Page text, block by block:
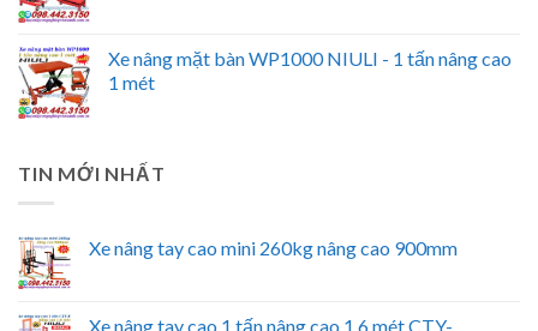
Xe nâng mặt bàn WP1000 NIULI - 1 tấn nâng cao
1 mét
TIN MỚI NHẤT
Xe nâng tay cao mini 260kg nâng cao 900mm
Xe nâng tay cao 1 tấn nâng cao 1.6 mét CTY-